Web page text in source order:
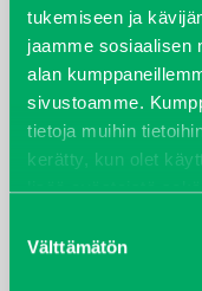
tukemiseen ja
jaamme sosiaalisen
alan
sivustoamme.
tietoja muihin
kerätty, kun olet
lisää evästeistä
valinta
Välttämätön
joulukuu 2022
huhtikuu 2022
helmikuu 2022
joulukuu 2021
lokakuu 2021